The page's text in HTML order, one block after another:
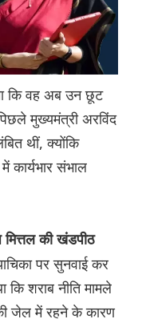
कि वह अब उन छूट
मुख्यमंत्री अरविंद
थीं, क्योंकि
कार्यभार संभाल
की खंडपीठ
पर सुनवाई कर
कि शराब नीति मामले
जेल में रहने के कारण